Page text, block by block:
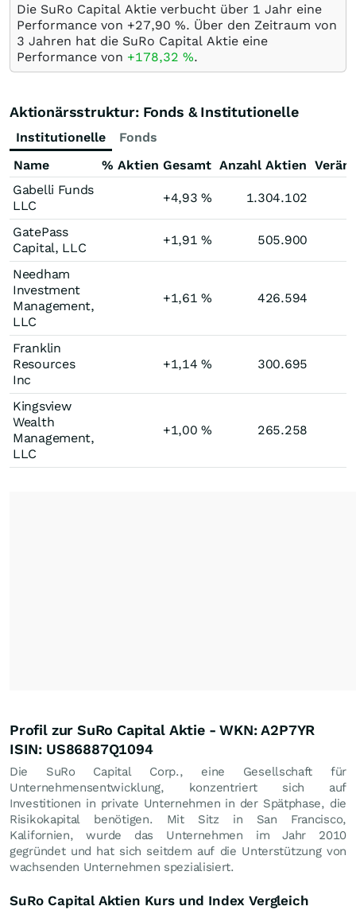
Die SuRo Capital Aktie verbucht über 1 Jahr eine
Performance von +27,90 %. Über den Zeitraum von
3 Jahren hat die SuRo Capital Aktie eine
Performance von +178,32 %.
Aktionärsstruktur: Fonds & Institutionelle
Institutionelle
Fonds
Name
% Aktien Gesamt Anzahl Aktien
Gabelli Funds
LLC
+4,93% 1.304.102
GatePass
Capital, LLC
+1,91% 505.900
Needham
Investment
Management,
LLC
+1,61% 426.594
Franklin
Resources
Inc
+1,14% 300.695
Kingsview
Wealth
Management,
LLC
+1,00% 265.258
Profil zur SuRo Capital Aktie - WKN: A2P7YR
ISIN: US86887Q1094
Die SuRo Capital Corp., eine Gesellschaft für
Unternehmensentwicklung, konzentriert sich auf
Investitionen in private Unternehmen in der Spätphase, die
Risikokapital benötigen. Mit Sitz in San Francisco,
Kalifornien, wurde das Unternehmen im Jahr 2010
gegründet und hat sich seitdem auf die Unterstützung von
wachsenden Unternehmen spezialisiert.
SuRo Capital Aktien Kurs und Index Vergleich